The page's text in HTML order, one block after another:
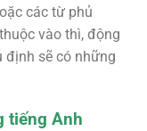
các từ phủ
vào thì, động
định sẽ có những
tiếng Anh